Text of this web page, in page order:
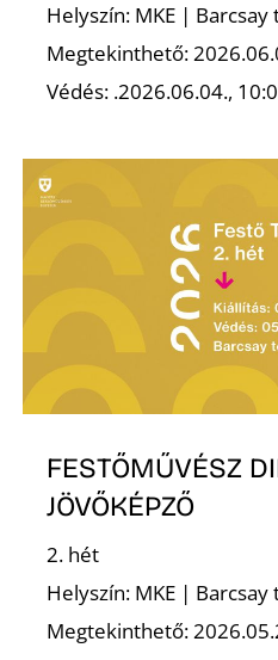
Helyszín: MKE | Barcsay
Megtekinthető:
Védés: .2026.06.04.,
FESTŐMŰVÉSZ
JÖVŐKÉPZŐ
2. hét
Helyszín: MKE | Barcsay
Megtekinthető: